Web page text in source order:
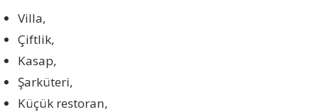
Villa,
Çiftlik,
Kasap,
Şarküteri,
Küçük restoran,